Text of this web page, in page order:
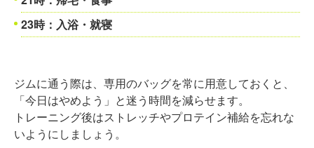
23時：入浴・就寝
ジムに通う際は、専用のバッグを常に用意しておくと、
「今日はやめよう」と迷う時間を減らせます。
トレーニング後はストレッチやプロテイン補給を忘れな
いようにしましょう。